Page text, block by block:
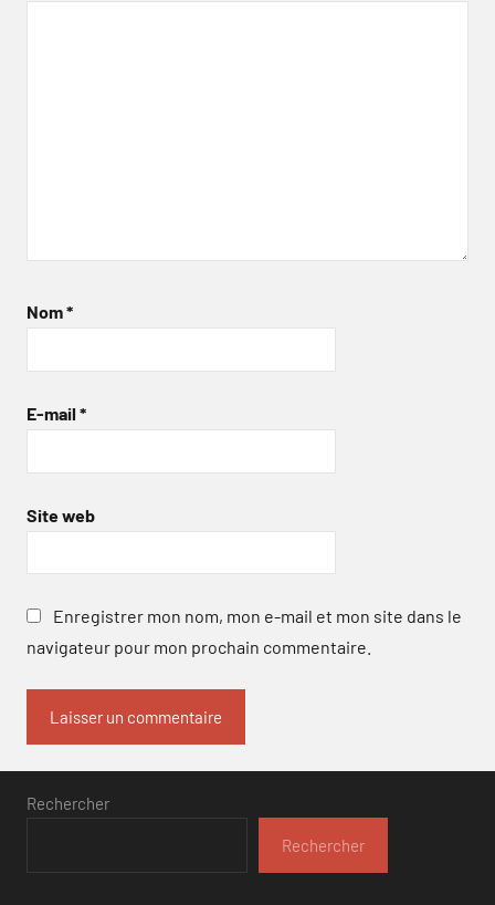
Nom*
E-mail *
Site web
Enregistrer mon nom, mon e-mail et mon site dans le
navigateur pour mon prochain commentaire.
Rechercher
Rechercher